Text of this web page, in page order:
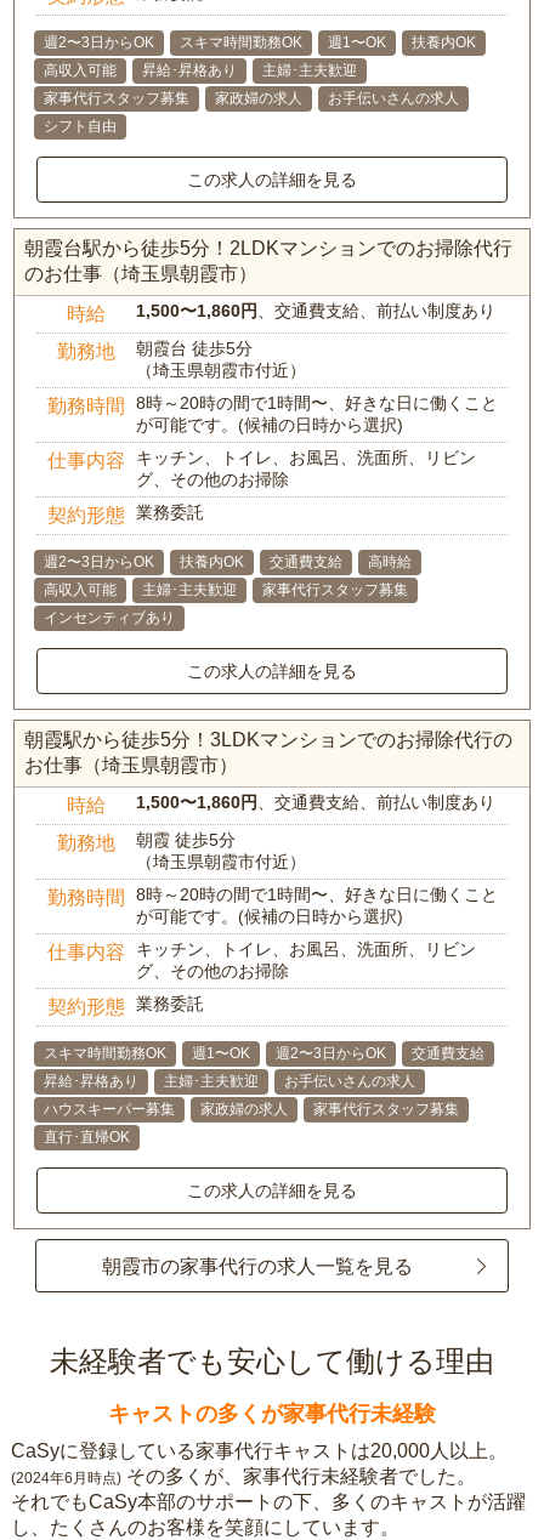
週2〜3日からOK スキマ時間勤務OK 週1〜OK
扶養内OK
高収入可能
昇給･昇格あり
主婦･主夫歓迎
家事代行スタッフ募集
家政婦の求人
お手伝いさんの求人
シフト自由
この求人の詳細を見る
朝霞台駅から徒歩5分！2LDKマンションでのお掃除代行
のお仕事（埼玉県朝霞市）
時給 1,500〜1,860円 、交通費支給、前払い制度あり
勤務地
朝霞台 徒歩5分
（埼玉県朝霞市付近）
勤務時間
8時～20時の間で1時間〜、好きな日に働くこと
が可能です。(候補の日時から選択)
仕事内容
キッチン、トイレ、お風呂、洗面所、リビン
グ、その他のお掃除
契約形態 業務委託
週2〜3日からOK 扶養内OK 交通費支給
高時給
高収入可能
主婦･主夫歓迎
家事代行スタッフ募集
インセンティブあり
この求人の詳細を見る
朝霞駅から徒歩5分！3LDKマンションでのお掃除代行の
お仕事（埼玉県朝霞市）
時給 1,500〜1,860円 、交通費支給、前払い制度あり
勤務地
朝霞 徒歩5分
（埼玉県朝霞市付近）
勤務時間
8時～20時の間で1時間〜、好きな日に働くこと
が可能です。(候補の日時から選択)
仕事内容
キッチン、トイレ、お風呂、洗面所、リビン
グ、その他のお掃除
契約形態 業務委託
スキマ時間勤務OK 週1〜OK 週2〜3日からOK
交通費支給
昇給･昇格あり
主婦･主夫歓迎
お手伝いさんの求人
ハウスキーパー募集
家政婦の求人
家事代行スタッフ募集
直行･直帰OK
この求人の詳細を見る
朝霞市の家事代行の求人一覧を見る
未経験者でも安心して働ける理由
キャストの多くが家事代行未経験
CaSyに登録している家事代行キャストは20,000人以上。
(2024年6月時点) その多くが、家事代行未経験者でした。
それでもCaSy本部のサポートの下、多くのキャストが活躍
し、たくさんのお客様を笑顔にしています。